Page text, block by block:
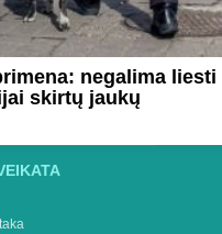
negalima liesti
skirtų jaukų